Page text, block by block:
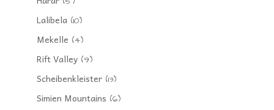
Lalibela(10)
Mekelle (4)
Rift Valley(9)
Scheibenkleister(13)
Simien Mountains (6)